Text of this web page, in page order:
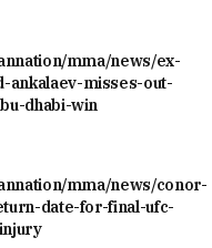
mma/news/ex-
ankalaev-misses-out-
dhabi-win
mma/news/conor-
date-for-final-ufc-